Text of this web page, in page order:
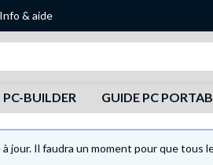
Info & aide
PC-BUILDER GUIDE PC
Il faudra un moment pour que tous